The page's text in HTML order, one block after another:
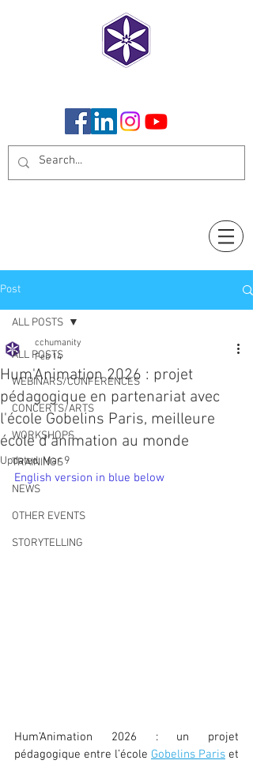
Post
ALL POSTS
WEBINARS/CONFERENCES
CONCERTS/ARTS
WORKSHOPS
TRAININGS
NEWS
OTHER EVENTS
STORYTELLING
ALL POSTS
Hum'Animation 2026 : projet
pédagogique en partenariat avec
l'école Gobelins Paris, meilleure
école d'animation au monde
cchumanity
Feb 14
Updated:Mar 9
English version in blue below
Hum’Animation 2026 : un projet
pédagogique entre l’école Gobelins Paris et